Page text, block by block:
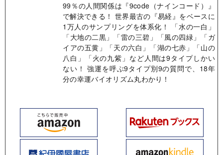
99％の人間関係は『9code（ナインコード）』
で解決できる！ 世界最古の『易経』をベースに
1万人のサンプリングを体系化！ 「水の一白」
「大地の二黒」「雷の三碧」「風の四緑」「ガ
イアの五黄」「天の六白」「湖の七赤」「山の
八白」「火の九紫」など人間は9タイプしかい
ない！ 強運を呼ぶ9タイプ別9の質問で、18年
分の幸運バイオリズム丸わかり！